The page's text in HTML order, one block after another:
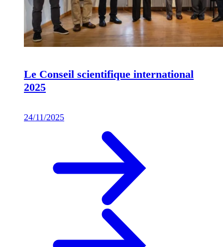
Le Conseil scientifique international
2025
24/11/2025